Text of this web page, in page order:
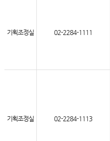
기획조정실 02-2284-1111
기획조정실 02-2284-1113